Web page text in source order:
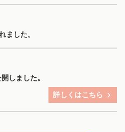
ました。
しました。
詳しくはこちら